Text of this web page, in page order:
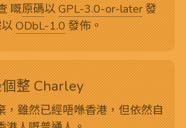
嘅原碼以GPL-3.0-or-later發
以ODbL-1.0發佈。
整 Charley
，雖然已經唔喺香港，但依然自